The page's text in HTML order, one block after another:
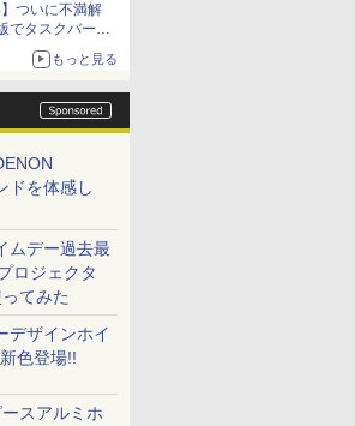
ついに不満解
でタスクバーの
もっと見る
ドを体感し
ムデー過去最
ロジェクタ
てみた
デザインホイ
色登場!!
スアルミホ